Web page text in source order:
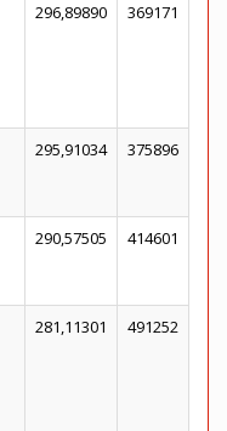
296,89890 369171
295,91034 375896
290,57505 414601
281,11301 491252